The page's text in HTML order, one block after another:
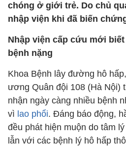
chóng ở giới trẻ. Do chủ
nhập viện khi đã biến
Nhập viện cấp cứu mới
bệnh nặng
Khoa Bệnh lây đường hô
ương Quân đội 108 (Hà Nội)
nhận ngày càng nhiều bệnh
vì lao phổi. Đáng báo động,
đều phát hiện muộn do tâm
lẫn với các bệnh lý hô hấp